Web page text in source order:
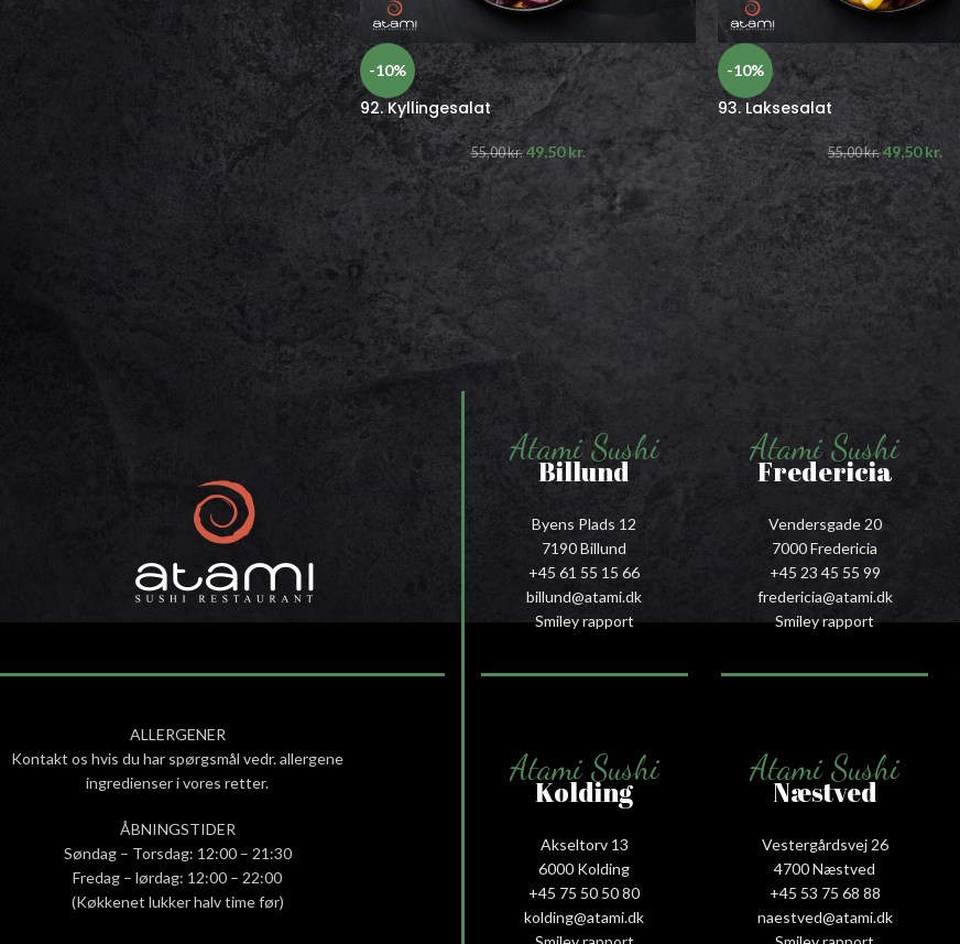
Gunkan
Sashimi
-10%
92. Kyllingesalat
55,00kr. 49,50kr.
-10%
93. Laksesalat
55,00kr. 49,50kr.
ALLERGENER
Kontakt os hvis du har spørgsmål vedr. allergene
ingredienser i vores retter.
ÅBNINGSTIDER
Søndag – Torsdag: 12:00 – 21:30
Fredag – lørdag: 12:00 – 22:00
(Køkkenet lukker halv time før)
Atami Sushi
Billund
Byens Plads 12
7190 Billund
+45 61 55 15 66‬
billund@atami.dk
Smiley rapport
Atami Sushi
Fredericia
Vendersgade 20
7000 Fredericia
+45 23 45 55 99
fredericia@atami.dk
Smiley rapport
Atami Sushi
Kolding
Akseltorv 13
6000 Kolding
+45 75 50 50 80
kolding@atami.dk
Atami Sushi
Næstved
Vestergårdsvej 26
4700 Næstved
+45 53 75 68 88
naestved@atami.dk